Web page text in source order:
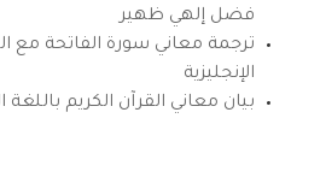
فضل إلهي ظهير
ترجمة معاني سورة الفاتحة مع
الإنجليزية
بيان معاني القرآن الكريم باللغة